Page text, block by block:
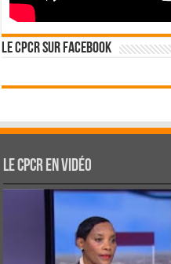
Le CPCR sur Facebook
Le CPCR en vidéo